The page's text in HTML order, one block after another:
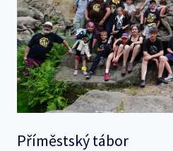
Příměstský tábor